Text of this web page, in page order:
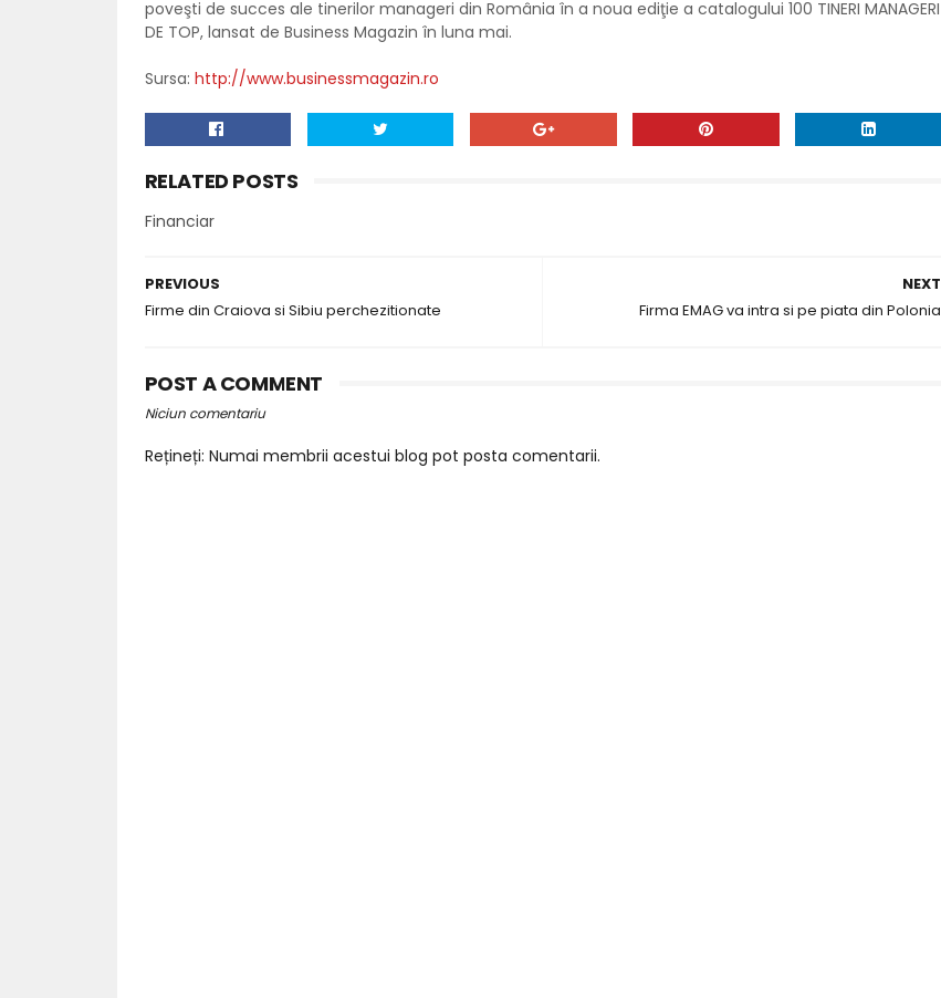
poveşti de succes ale tinerilor manageri din România în a noua ediţie a catalogului 100 TINERI MANAGERI
DE TOP, lansat de Business Magazin în luna mai.
Sursa: http://www.businessmagazin.ro
RELATED POSTS
Financiar
NEXT
Firma EMAG va intra si pe piata din Polonia
PREVIOUS
Firme din Craiova si Sibiu perchezitionate
POST A COMMENT
Niciun comentariu
Rețineți: Numai membrii acestui blog pot posta comentarii.